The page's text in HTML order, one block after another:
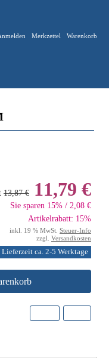
Merkzettel Warenkorb
13,87 € 11,79 €
Sie sparen 15% / 2,08 €
Artikelrabatt: 15%
inkl. 19 % MwSt. Steuer-Info
zzgl. Versandkosten
ca. 2-5 Werktage